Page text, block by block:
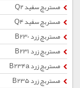
مستربچ سفید Q2
مستربچ سفید Q4
مستربچ زرد B230
مستربچ زرد B231
مستربچ زرد B234a
مستربچ زرد B235